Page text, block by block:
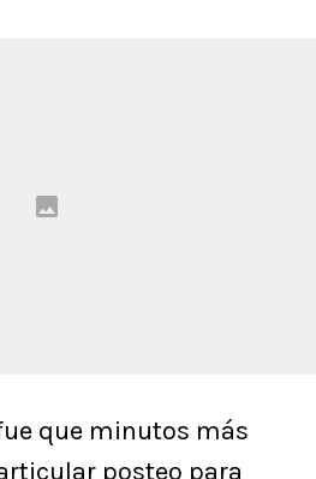
que minutos más
posteo para